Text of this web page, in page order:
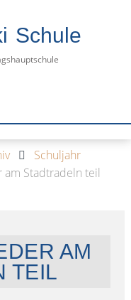
Schule
Schuljahr
am Stadtradeln teil
AM
TEIL